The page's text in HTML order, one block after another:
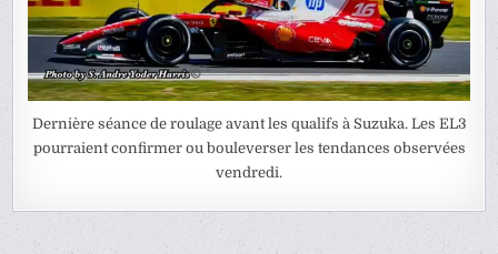
Dernière séance de roulage avant les qualifs à Suzuka. Les EL3
pourraient confirmer ou bouleverser les tendances observées
vendredi.